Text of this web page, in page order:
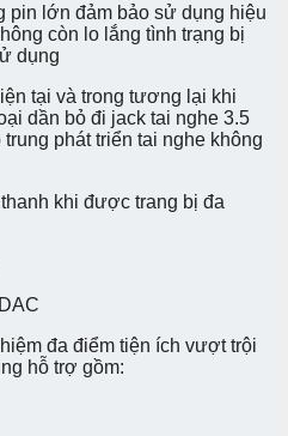
pin lớn đảm bảo sử dụng hiệu
còn lo lắng tình trạng bị
dụng
tại và trong tương lại khi
dần bỏ đi jack tai nghe 3.5
phát triển tai nghe không
khi được trang bị đa
đa điểm tiện ích vượt trội
hỗ trợ gồm: